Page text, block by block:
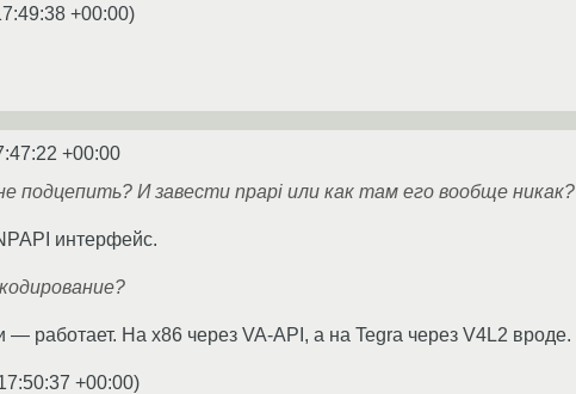
+00:00)
+00:00
подцепить? И завести npapi или как там его вообще никак?
интерфейс.
работает. На x86 через VA-API, а на Tegra через V4L2 вроде.
+00:00)